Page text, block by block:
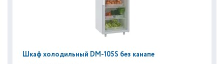
Шкаф холодильный DM-105S без канапе